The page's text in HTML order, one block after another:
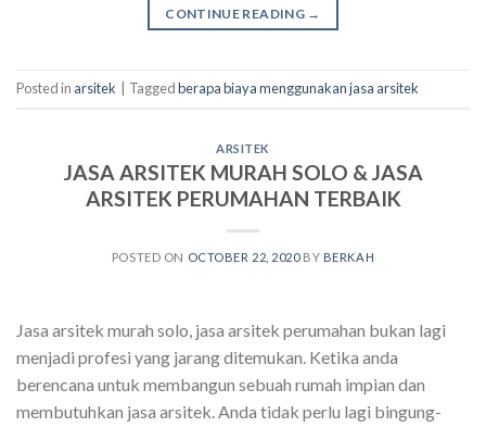
CONTINUE READING →
Posted in arsitek Taggedberapa biaya menggunakan jasa arsitek
ARSITEK
JASA ARSITEK MURAH SOLO & JASA
ARSITEK PERUMAHAN TERBAIK
POSTED ON OCTOBER 22, 2020 BY BERKAH
Jasa arsitek murah solo, jasa arsitek perumahan bukan lagi
menjadi profesi yang jarang ditemukan. Ketika anda
berencana untuk membangun sebuah rumah impian dan
membutuhkan jasa arsitek. Anda tidak perlu lagi bingung-